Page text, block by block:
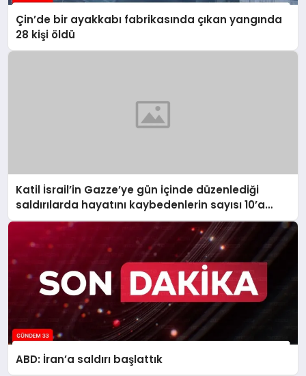
Çin’de bir ayakkabı fabrikasında çıkan yangında
28 kişi öldü
Katil İsrail’in Gazze’ye gün içinde düzenlediği
saldırılarda hayatını kaybedenlerin sayısı 10’a
yükseldi
ABD: İran’a saldırı başlattık